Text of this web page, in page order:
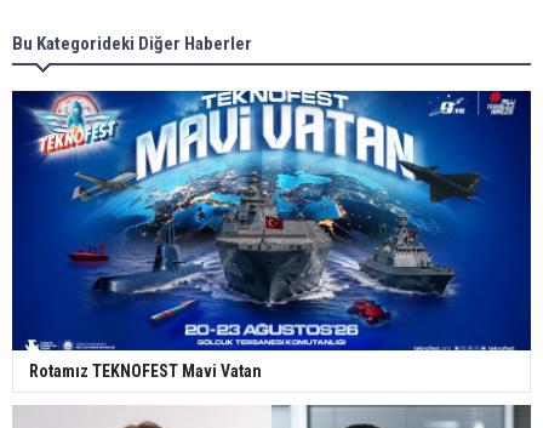
Bu Kategorideki Diğer Haberler
Rotamız TEKNOFEST Mavi Vatan